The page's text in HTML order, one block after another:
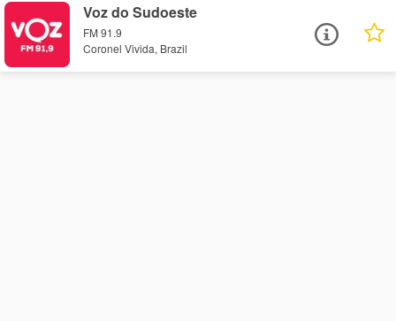
Voz do Sudoeste
FM 91.9
Coronel Vivida, Brazil